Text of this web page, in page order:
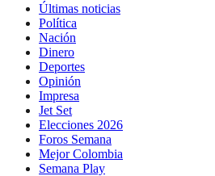
Últimas noticias
Política
Nación
Dinero
Deportes
Opinión
Impresa
Jet Set
Elecciones 2026
Foros Semana
Mejor Colombia
Semana Play